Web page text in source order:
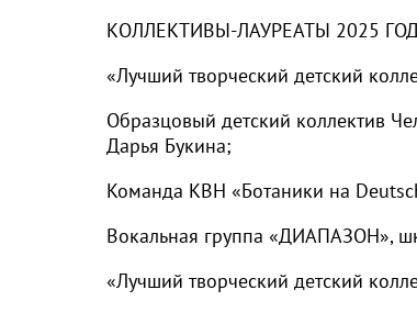
КОЛЛЕКТИВЫ-ЛАУРЕАТЫ 2025
«Лучший творческий детский
Образцовый детский коллектив
Дарья Букина;
Команда КВН «Ботаники на
Вокальная группа «ДИАПАЗОН»,
«Лучший творческий детский